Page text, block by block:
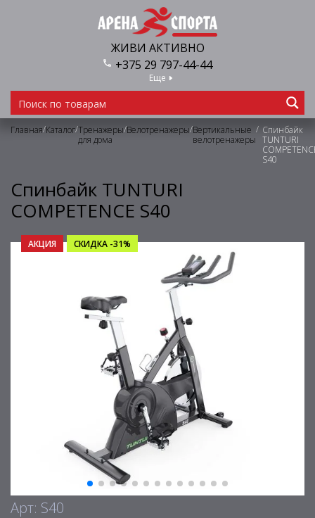
ЖИВИ АКТИВНО
+375 29 797-44-44
Еще
Главная/Каталог/Тренажеры
для дома
/Велотренажеры/Вертикальные
велотренажеры
/ Спинбайк
TUNTURI
S40
Спинбайк TUNTURI
COMPETENCE S40
АКЦИЯ СКИДКА -31%
Арт: S40